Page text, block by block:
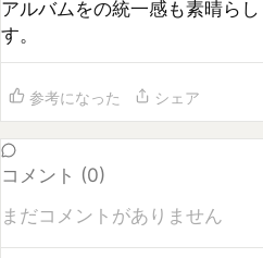
コメント (0)
まだコメントがありません